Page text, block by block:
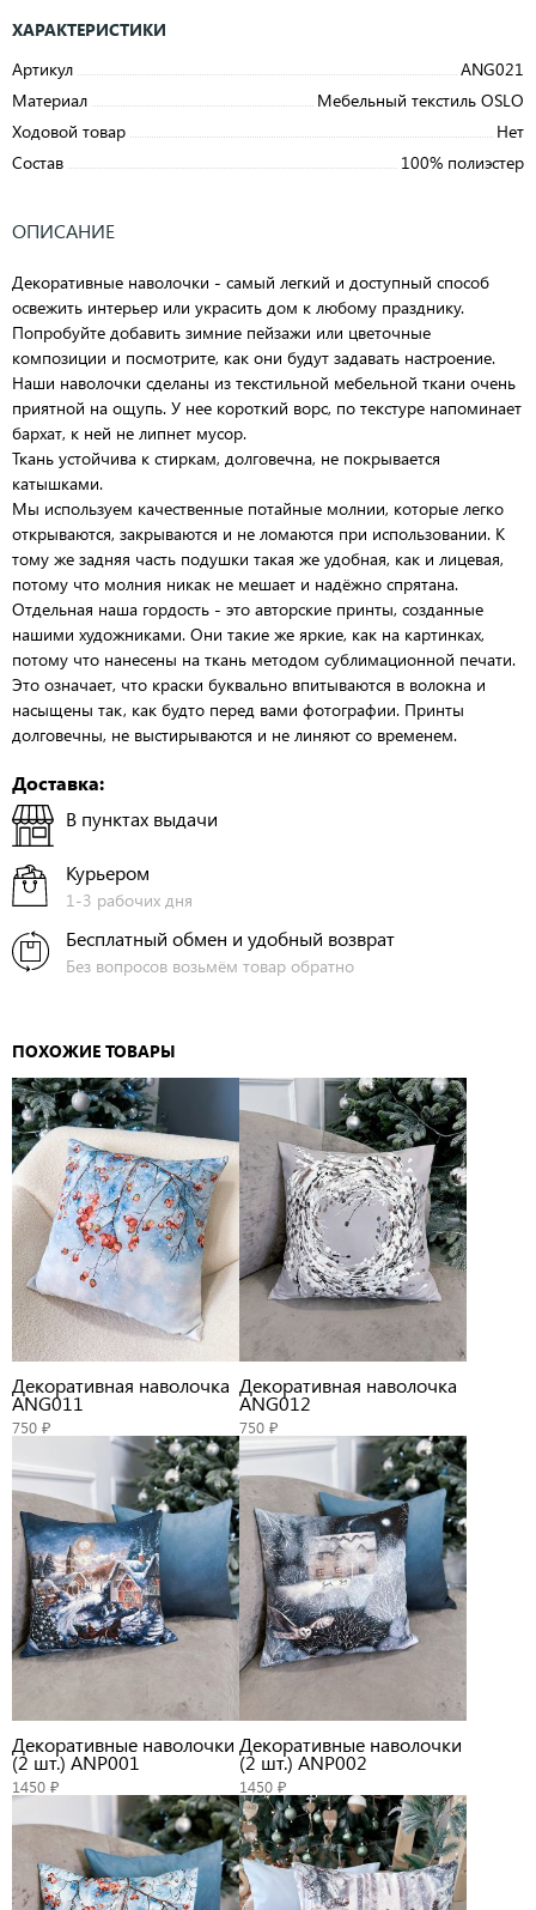
ХАРАКТЕРИСТИКИ
Артикул
ANG021
Материал
Мебельный текстиль OSLO
Ходовой товар
Нет
Состав
100% полиэстер
ОПИСАНИЕ
Декоративные наволочки - самый легкий и доступный способ
освежить интерьер или украсить дом к любому празднику.
Попробуйте добавить зимние пейзажи или цветочные
композиции и посмотрите, как они будут задавать настроение.
Наши наволочки сделаны из текстильной мебельной ткани очень
приятной на ощупь. У нее короткий ворс, по текстуре напоминает
бархат, к ней не липнет мусор.
Ткань устойчива к стиркам, долговечна, не покрывается
катышками.
Мы используем качественные потайные молнии, которые легко
открываются, закрываются и не ломаются при использовании. К
тому же задняя часть подушки такая же удобная, как и лицевая,
потому что молния никак не мешает и надёжно спрятана.
Отдельная наша гордость - это авторские принты, созданные
нашими художниками. Они такие же яркие, как на картинках,
потому что нанесены на ткань методом сублимационной печати.
Это означает, что краски буквально впитываются в волокна и
насыщены так, как будто перед вами фотографии. Принты
долговечны, не выстирываются и не линяют со временем.
Доставка:
В пунктах выдачи
Курьером
1-3 рабочих дня
Бесплатный обмен и удобный возврат
Без вопросов возьмём товар обратно
ПОХОЖИЕ ТОВАРЫ
Декоративная наволочка
ANG011
750 ₽
Декоративная наволочка
ANG012
750 ₽
Декоративные наволочки
(2 шт.) ANP001
1450 ₽
Декоративные наволочки
(2 шт.) ANP002
1450 ₽